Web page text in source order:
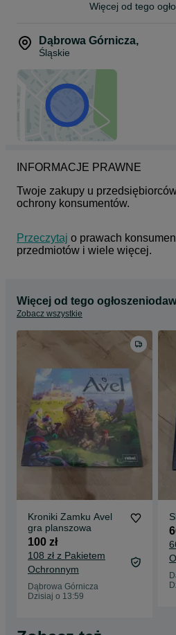
Więcej od tego
Dąbrowa Górnicza,
Śląskie
INFORMACJE PRAWNE
Twoje zakupy u
ochrony konsumentów.
Przeczytaj o prawach
przedmiotów i wiele więcej.
Więcej od tego
Zobacz wszystkie
Kroniki Zamku Avel
gra planszowa
100 zł
108 zł z Pakietem
Ochronnym
Dąbrowa Górnicza
Dzisiaj o 13:59